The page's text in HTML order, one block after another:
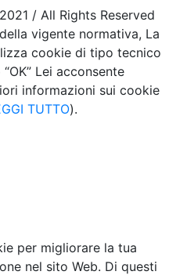
/ All Rights Reserved
vigente normativa, La
cookie di tipo tecnico
Lei acconsente
informazioni sui cookie
TUTTO).
per migliorare la tua
nel sito Web. Di questi